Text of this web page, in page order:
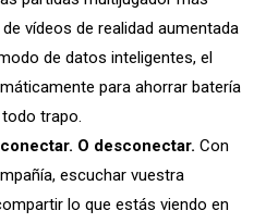
vídeos de realidad aumentada
de datos inteligentes, el
para ahorrar batería
trapo.
O desconectar. Con
escuchar vuestra
lo que estás viendo en